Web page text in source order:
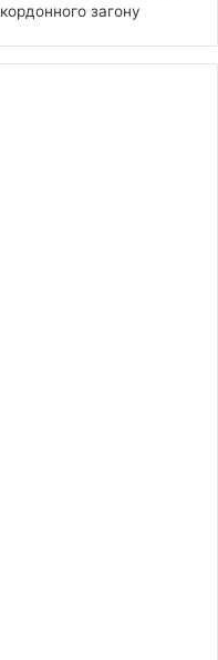
загону